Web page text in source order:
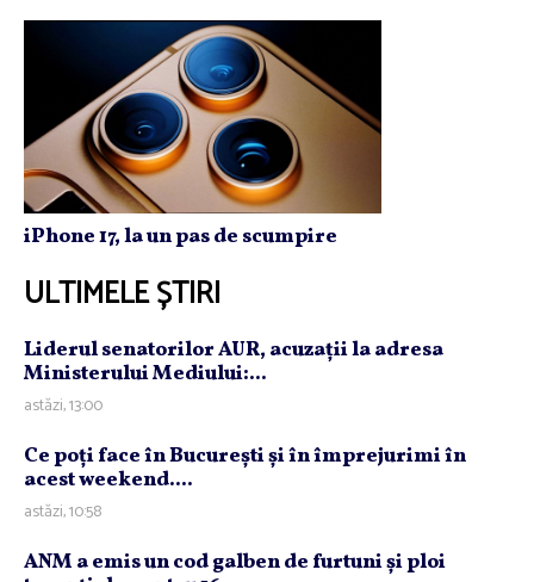
iPhone 17, la un pas de scumpire
ULTIMELE ȘTIRI
Liderul senatorilor AUR, acuzaţii la adresa
Ministerului Mediului:...
astăzi, 13:00
Ce poţi face în Bucureşti şi în împrejurimi în
acest weekend....
astăzi, 10:58
ANM a emis un cod galben de furtuni şi ploi